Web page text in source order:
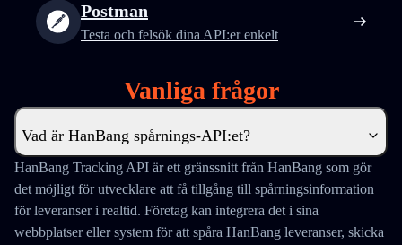
Postman
Testa och felsök dina API:er enkelt
Vanliga frågor
Vad är HanBang spårnings-API:et?
HanBang Tracking API är ett gränssnitt från HanBang som gör
det möjligt för utvecklare att få tillgång till spårningsinformation
för leveranser i realtid. Företag kan integrera det i sina
webbplatser eller system för att spåra HanBang leveranser, skicka